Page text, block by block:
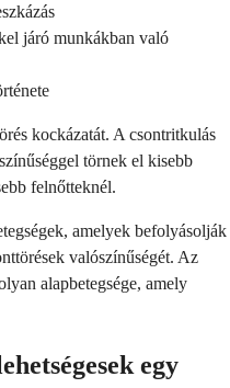
járó munkákban való
kockázatát. A csontritkulás
törnek el kisebb
felnőtteknél.
amelyek befolyásolják
valószínűségét. Az
alapbetegsége, amely
egy